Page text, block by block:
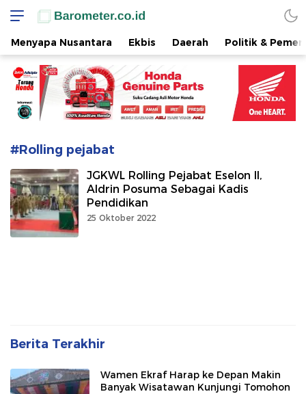
www.barometer.co.id
Berita Terkini di Sulawesi Utara
Menyapa Nusantara Ekbis Daerah Politik &
#Rolling pejabat
JGKWL Rolling Pejabat Eselon II,
Aldrin Posuma Sebagai Kadis
Pendidikan
25 Oktober 2022
Berita Terakhir
Wamen Ekraf Harap ke Depan Makin
Banyak Wisatawan Kunjungi Tomohon